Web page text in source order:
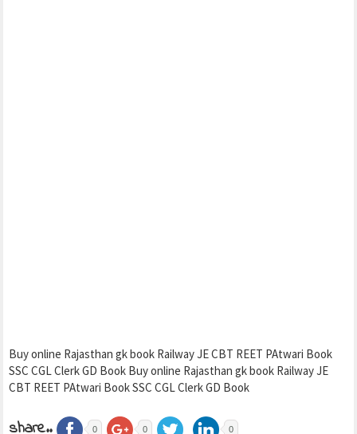
Buy online Rajasthan gk book Railway JE CBT REET PAtwari Book
SSC CGL Clerk GD Book Buy online Rajasthan gk book Railway JE
CBT REET PAtwari Book SSC CGL Clerk GD Book
share.. 0 0 0